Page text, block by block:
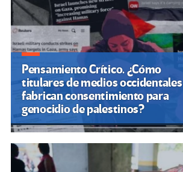
Pensamiento Crítico. ¿Cómo
titulares de medios occidentales
fabrican consentimiento para
genocidio de palestinos?